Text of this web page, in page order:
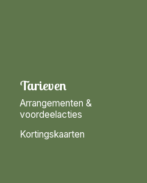
Tarieven
Arrangementen &
voordeelacties
Kortingskaarten